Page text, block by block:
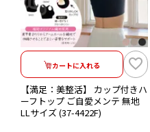
カートに入れる
【満足：美整活】 カップ付きハ
ーフトップ ご自愛メンテ 無地
LLサイズ (37-4422F)